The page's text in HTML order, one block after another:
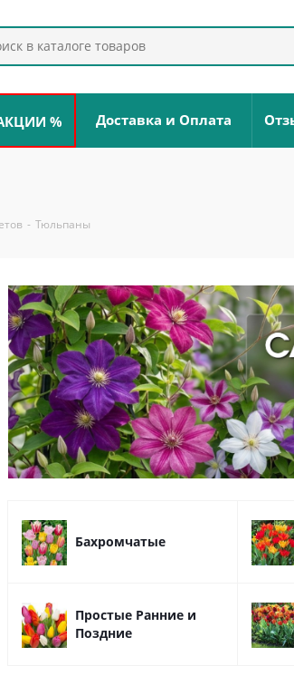
% Доставка и Оплата
- Тюльпаны
Бахромчатые
Простые Ранние и
Поздние